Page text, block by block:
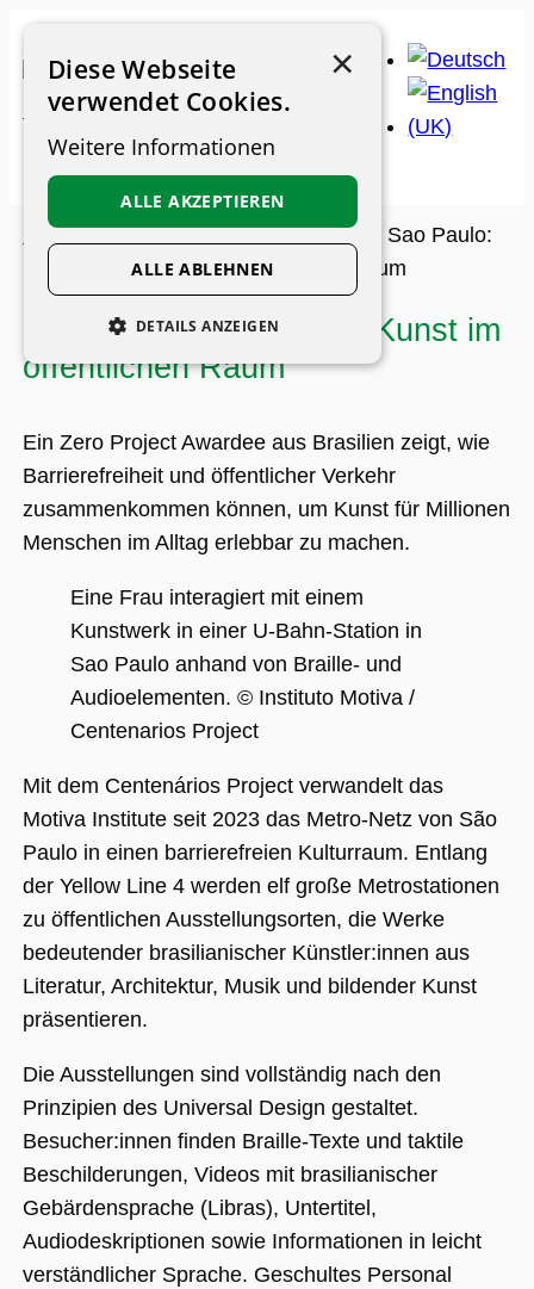
Inhalt
springen
Museums-Guide>Archiv>Feature
Sao Paulo:
barrierefreie Kunst im öffentlichen Raum
Sao Paulo: barrierefreie Kunst im
öffentlichen Raum
Ein Zero Project Awardee aus Brasilien zeigt, wie
Barrierefreiheit und öffentlicher Verkehr
zusammenkommen können, um Kunst für Millionen
Menschen im Alltag erlebbar zu machen.
Eine Frau interagiert mit einem
Kunstwerk in einer U-Bahn-Station in
Sao Paulo anhand von Braille- und
Audioelementen. © Instituto Motiva /
Centenarios Project
Mit dem Centenários Project verwandelt das
Motiva Institute seit 2023 das Metro-Netz von São
Paulo in einen barrierefreien Kulturraum. Entlang
der Yellow Line 4 werden elf große Metrostationen
zu öffentlichen Ausstellungsorten, die Werke
bedeutender brasilianischer Künstler:innen aus
Literatur, Architektur, Musik und bildender Kunst
präsentieren.
Die Ausstellungen sind vollständig nach den
Prinzipien des Universal Design gestaltet.
Besucher:innen finden Braille-Texte und taktile
Beschilderungen, Videos mit brasilianischer
Gebärdensprache (Libras), Untertitel,
Audiodeskriptionen sowie Informationen in leicht
verständlicher Sprache. Geschultes Personal
×
Diese Webseite
verwendet Cookies.
Weitere Informationen
ALLE AKZEPTIEREN
ALLE ABLEHNEN
DETAILS ANZEIGEN
UNBEDINGT ERFORDERLICH
FUNKTIONALITÄT
Unbedingt erforderliche Cookies ermöglichen
wesentliche Kernfunktionen der Website wie
die Benutzeranmeldung und die
Kontoverwaltung. Ohne die unbedingt
ordnungsgemäß verwendet werden.
Name
Anbieter / Domäne Ablaufdatum
CookieScriptConsent
CookieScript
1 Jahr 1
Dieses
verwendet,
Banner
Name Anbieter / Domäne Ablaufdatum
Beschreibung
Google Privacy Policy